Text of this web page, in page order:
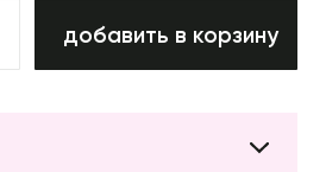
добавить в корзину